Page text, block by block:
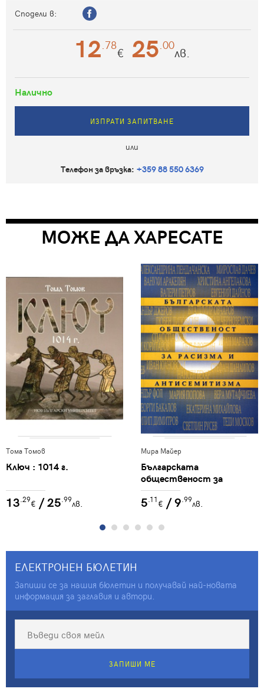
Сподели в:
12 .78€ 25 .00лв.
Налично
ИЗПРАТИ ЗАПИТВАНЕ
или
Телефон за връзка: +359 88 550 6369
МОЖЕ ДА ХАРЕСАТЕ
Тома Томов
Ключ : 1014 г.
13.29€ / 25.99лв.
Мира Майер
Българската
общественост за
расизма и
антисемитизма
5.11€ / 9.99лв.
ЕЛЕКТРОНЕН БЮЛЕТИН
Запиши се за нашия бюлетин и получавай най-новата
информация за заглавия и автори.
ЗАПИШИ МЕ